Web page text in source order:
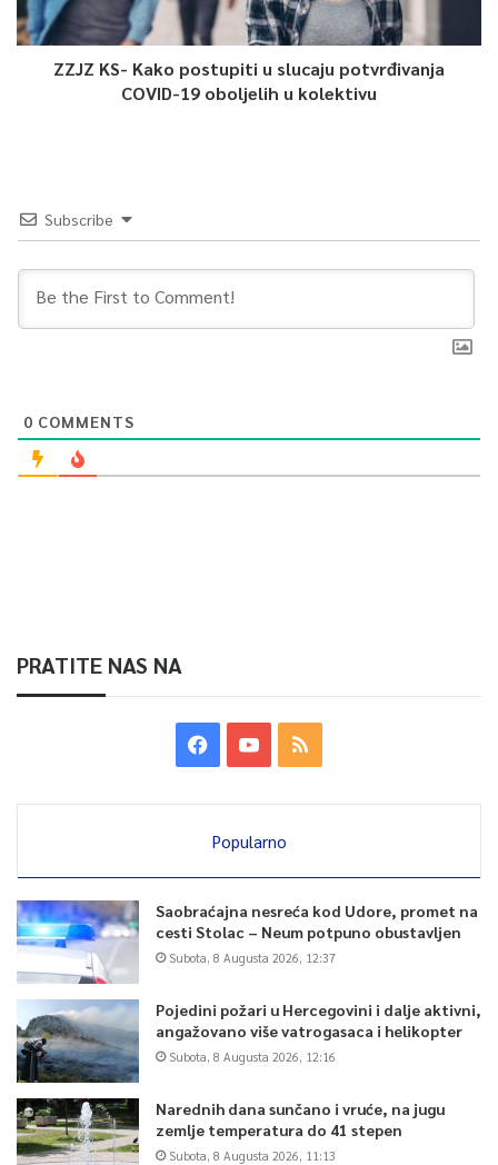
ZZJZ KS- Kako postupiti u slucaju potvrđivanja
COVID-19 oboljelih u kolektivu
Subscribe
0 COMMENTS
PRATITE NAS NA
Popularno
Saobraćajna nesreća kod Udore, promet na
cesti Stolac – Neum potpuno obustavljen
Subota, 8 Augusta 2026, 12:37
Pojedini požari u Hercegovini i dalje aktivni,
angažovano više vatrogasaca i helikopter
Subota, 8 Augusta 2026, 12:16
Narednih dana sunčano i vruće, na jugu
zemlje temperatura do 41 stepen
Subota, 8 Augusta 2026, 11:13